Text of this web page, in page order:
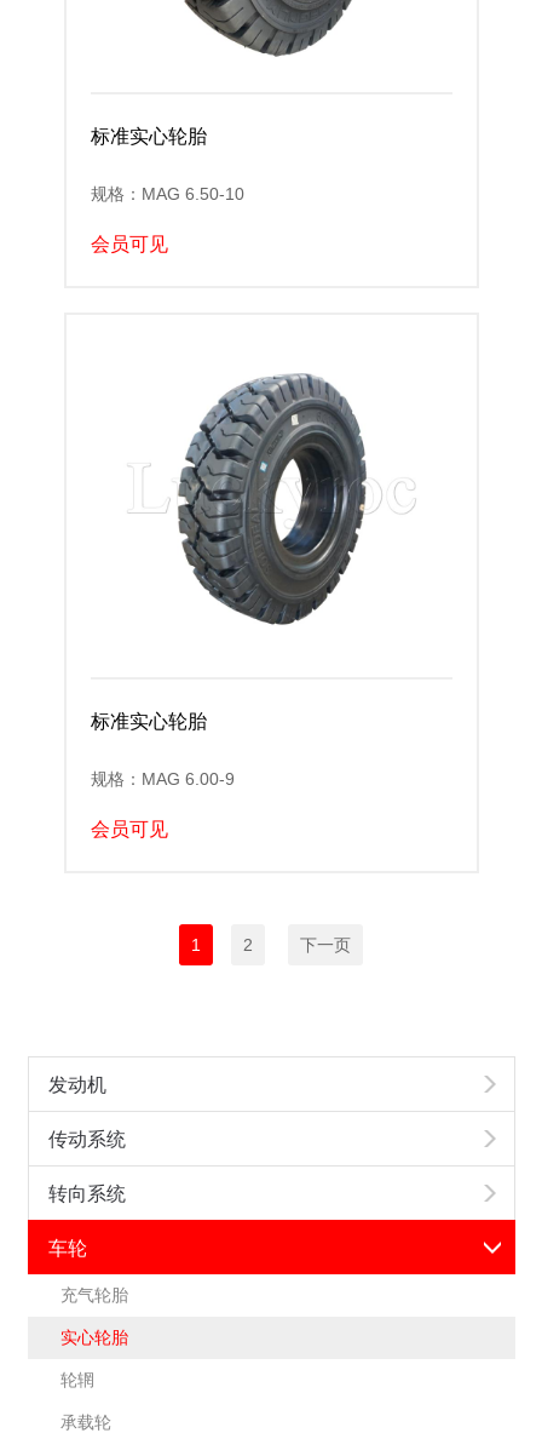
发动机
传动系统
转向系统
车轮
充气轮胎
实心轮胎
轮辋
承载轮
标准实心轮胎
规格：MAG 6.50-10
会员可见
标准实心轮胎
规格：MAG 6.00-9
会员可见
1 2 下一页